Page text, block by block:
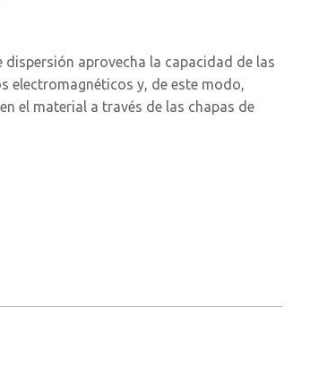
aprovecha la capacidad de las
electromagnéticos y, de este modo,
el material a través de las chapas de